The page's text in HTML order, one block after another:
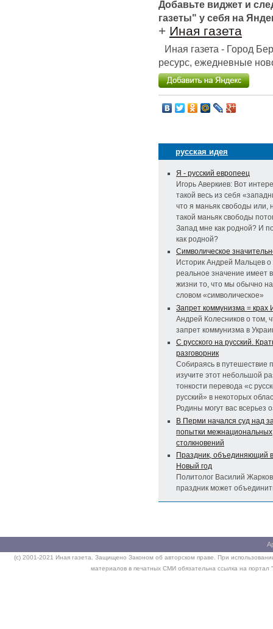
Добавьте виджет и
газеты" у себя на
+ Иная газета
Иная газета - Город
ресурс, ежедневные
русская идея
Я - русский европеец
Игорь Аверкиев: Вот
такой весь из себя
что я маньяк свободы или,
такой маньяк свободы
Запад мне как родной? И
как родной?
Символическое
Историк Андрей Мальцев о
реальное значение имеет
жизни то, что мы обычно
словом «символическое»
Запрет коммунизма = крах
Андрей Колесников о том,
запрет коммунизма в
С русского на русский.
разговорник
Собираясь в путешествие
изучите этот небольшой
тонкости перевода «с
русский» в некоторых
Родины могут вас всерьез
В Перми начался суд над
попытки межнациональных
столкновений
Праздник, объединяющий
Новый год
Политолог Василий
праздник может
(c) 2001-2021 Иная газета. Защищено Законом об авторском праве. При
материалов в печатных СМИ обязательна ссылка на